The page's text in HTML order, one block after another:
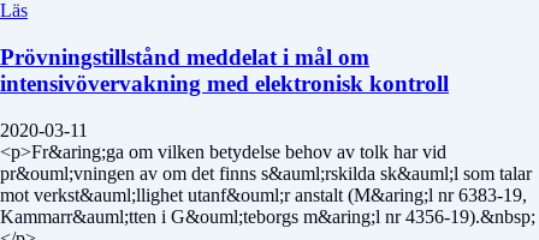
Läs
Prövningstillstånd meddelat i mål om
intensivövervakning med elektronisk kontroll
2020-03-11
<p>Fr&aring;ga om vilken betydelse behov av tolk har vid
pr&ouml;vningen av om det finns s&auml;rskilda sk&auml;l som talar
mot verkst&auml;llighet utanf&ouml;r anstalt (M&aring;l nr 6383-19,
Kammarr&auml;tten i G&ouml;teborgs m&aring;l nr 4356-19).&nbsp;